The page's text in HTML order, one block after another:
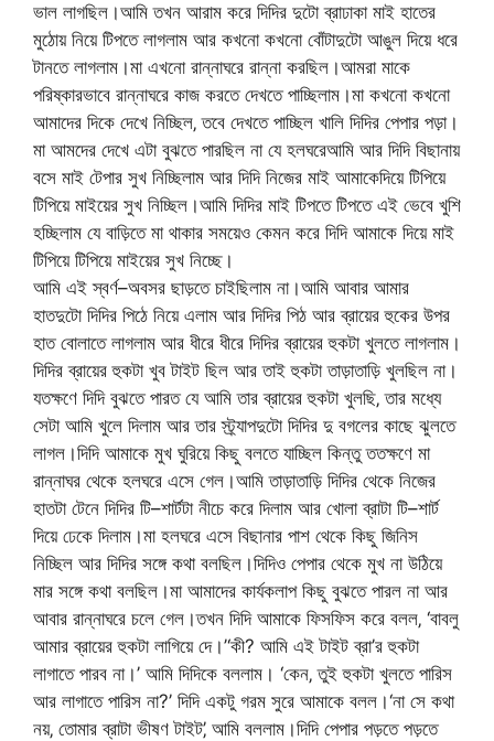
ভাল লাগছিল।আমি তখন আরাম করে দিদির দুটো ব্রাঢাকা মাই হাতের
মুঠোয় নিয়ে টিপতে লাগলাম আর কখনো কখনো বোঁটাদুটো আঙুল দিয়ে ধরে
টানতে লাগলাম।মা এখনো রান্নাঘরে রান্না করছিল।আমরা মাকে
পরিষ্কারভাবে রান্নাঘরে কাজ করতে দেখতে পাচ্ছিলাম।মা কখনো কখনো
আমাদের দিকে দেখে নিচ্ছিল‚ তবে দেখতে পাচ্ছিল খালি দিদির পেপার পড়া।
মা আমদের দেখে এটা বুঝতে পারছিল না যে হলঘরেআমি আর দিদি বিছানায়
বসে মাই টেপার সুখ নিচ্ছিলাম আর দিদি নিজের মাই আমাকেদিয়ে টিপিয়ে
টিপিয়ে মাইয়ের সুখ নিচ্ছিল।আমি দিদির মাই টিপতে টিপতে এই ভেবে খুশি
হচ্ছিলাম যে বাড়িতে মা থাকার সময়েও কেমন করে দিদি আমাকে দিয়ে মাই
টিপিয়ে টিপিয়ে মাইয়ের সুখ নিচ্ছে।
আমি এই স্বর্ণ–অবসর ছাড়তে চাইছিলাম না।আমি আবার আমার
হাতদুটো দিদির পিঠে নিয়ে এলাম আর দিদির পিঠ আর ব্রায়ের হুকের উপর
হাত বোলাতে লাগলাম আর ধীরে ধীরে দিদির ব্রায়ের হুকটা খুলতে লাগলাম।
দিদির ব্রায়ের হুকটা খুব টাইট ছিল আর তাই হুকটা তাড়াতাড়ি খুলছিল না।
যতক্ষণে দিদি বুঝতে পারত যে আমি তার ব্রায়ের হুকটা খুলছি‚ তার মধ্যে
সেটা আমি খুলে দিলাম আর তার স্ট্র্যাপদুটো দিদির দু বগলের কাছে ঝুলতে
লাগল।দিদি আমাকে মুখ ঘুরিয়ে কিছু বলতে যাচ্ছিল কিন্তু ততক্ষণে মা
রান্নাঘর থেকে হলঘরে এসে গেল।আমি তাড়াতাড়ি দিদির থেকে নিজের
হাতটা টেনে দিদির টি–শার্টটা নীচে করে দিলাম আর খোলা ব্রাটা টি–শার্ট
দিয়ে ঢেকে দিলাম।মা হলঘরে এসে বিছানার পাশ থেকে কিছু জিনিস
নিচ্ছিল আর দিদির সঙ্গে কথা বলছিল।দিদিও পেপার থেকে মুখ না উঠিয়ে
মার সঙ্গে কথা বলছিল।মা আমাদের কার্যকলাপ কিছু বুঝতে পারল না আর
আবার রান্নাঘরে চলে গেল।তখন দিদি আমাকে ফিসফিস করে বলল‚ ‘বাবলু
আমার ব্রায়ের হুকটা লাগিয়ে দে।’‘কী? আমি এই টাইট ব্রা’র হুকটা
লাগাতে পারব না।’ আমি দিদিকে বললাম। ‘কেন‚ তুই হুকটা খুলতে পারিস
আর লাগাতে পারিস না?’ দিদি একটু গরম সুরে আমাকে বলল।‘না সে কথা
নয়‚ তোমার ব্রাটা ভীষণ টাইট’‚ আমি বললাম।দিদি পেপার পড়তে পড়তে